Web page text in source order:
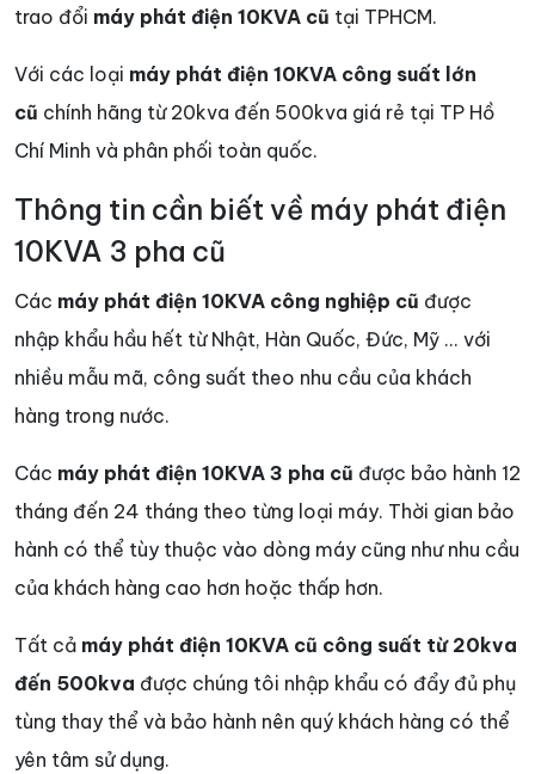
trao đổi máy phát điện 10KVA cũ tại TPHCM.
Với các loại máy phát điện 10KVA công suất lớn
cũ chính hãng từ 20kva đến 500kva giá rẻ tại TP Hồ
Chí Minh và phân phối toàn quốc.
Thông tin cần biết về máy phát điện
10KVA 3 pha cũ
Các máy phát điện 10KVA công nghiệp cũ được
nhập khẩu hầu hết từ Nhật, Hàn Quốc, Đức, Mỹ ... với
nhiều mẫu mã, công suất theo nhu cầu của khách
hàng trong nước.
Các máy phát điện 10KVA 3 pha cũ được bảo hành 12
tháng đến 24 tháng theo từng loại máy. Thời gian bảo
hành có thể tùy thuộc vào dòng máy cũng như nhu cầu
của khách hàng cao hơn hoặc thấp hơn.
Tất cả máy phát điện 10KVA cũ công suất từ 20kva
đến 500kva được chúng tôi nhập khẩu có đẩy đủ phụ
tùng thay thể và bảo hành nên quý khách hàng có thể
yên tâm sử dụng.